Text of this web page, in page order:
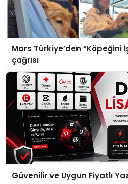
Mars Türkiye’den “Köpeğini
çağrısı
Güvenilir ve Uygun Fiyatlı